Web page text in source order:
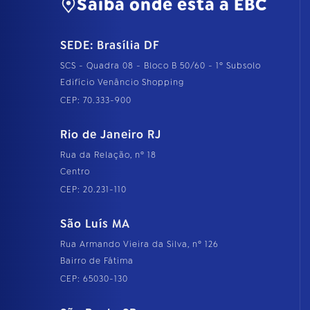
Saiba onde está a EBC
SEDE: Brasília DF
SCS - Quadra 08 - Bloco B 50/60 - 1º Subsolo
Edifício Venâncio Shopping
CEP: 70.333-900
Rio de Janeiro RJ
Rua da Relação, nº 18
Centro
CEP: 20.231-110
São Luís MA
Rua Armando Vieira da Silva, nº 126
Bairro de Fátima
CEP: 65030-130